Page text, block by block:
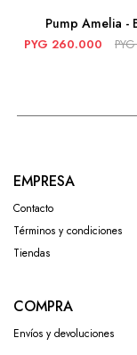
Pump Amelia -
PYG 260.000 PYG
EMPRESA
Contacto
Términos y condiciones
Tiendas
COMPRA
Envíos y devoluciones